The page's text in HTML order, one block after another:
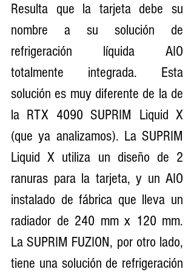
Resulta que la tarjeta debe su
nombre a su solución de
refrigeración líquida AIO
totalmente integrada. Esta
solución es muy diferente de la de
la RTX 4090 SUPRIM Liquid X
(que ya analizamos). La SUPRIM
Liquid X utiliza un diseño de 2
ranuras para la tarjeta, y un AIO
instalado de fábrica que lleva un
radiador de 240 mm x 120 mm.
La SUPRIM FUZION, por otro lado,
tiene una solución de refrigeración